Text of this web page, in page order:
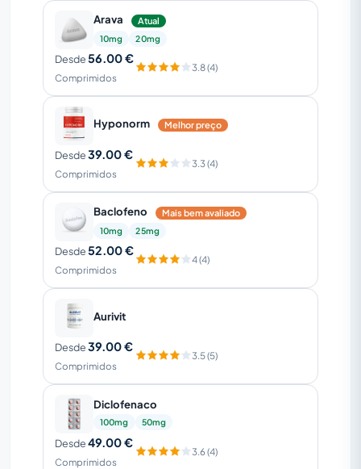
Arava
Atual
10mg
20mg
Desde56.00 €
Comprimidos
3.8 (4)
Hyponorm Melhor preço
Desde39.00 €
Comprimidos
3.3 (4)
Baclofeno
Mais bem avaliado
10mg
25mg
Desde52.00 €
Comprimidos
4 (4)
Aurivit
Desde39.00 €
Comprimidos
3.5 (5)
Diclofenaco
100mg 50mg
Desde49.00 €
Comprimidos
3.6 (4)